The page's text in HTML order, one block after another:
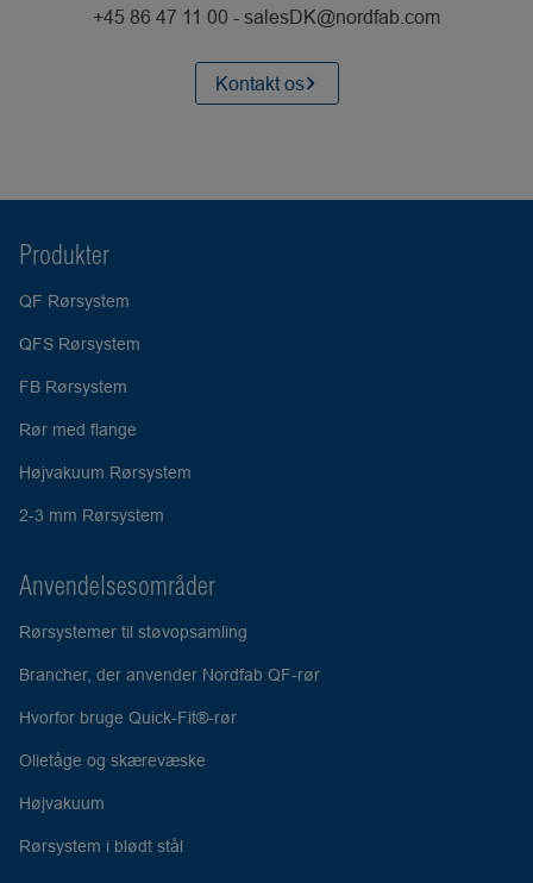
+45 86 47 11 00 - salesDK@nordfab.com
Kontakt os
Produkter
QF Rørsystem
QFS Rørsystem
FB Rørsystem
Rør med flange
Højvakuum Rørsystem
2-3 mm Rørsystem
Anvendelsesområder
Rørsystemer til støvopsamling
Brancher, der anvender Nordfab QF-rør
Hvorfor bruge Quick-Fit®-rør
Olietåge og skærevæske
Højvakuum
Rørsystem i blødt stål